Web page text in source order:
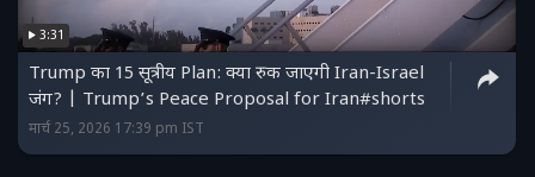
3:31
Trump का 15 सूत्रीय Plan: क्या रुक जाएगी Iran-Israel
जंग? | Trump’s Peace Proposal for Iran#shorts
मार्च 25, 2026 17:39 pm IST